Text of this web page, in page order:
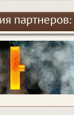
партнеров: